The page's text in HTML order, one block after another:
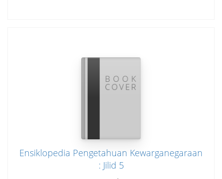
Ensiklopedia Pengetahuan Kewarganegaraan
: Jilid 5